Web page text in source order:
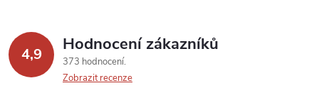
4,9 Hodnocení zákazníků
373 hodnocení
Zobrazit recenze